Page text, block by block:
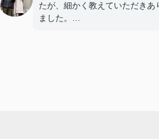
たが、細かく教えていただきあ
ました。